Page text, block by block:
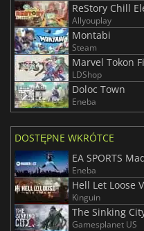
ReStory Chill
Allyouplay
Montabi
Steam
Marvel Tokon
LDShop
Doloc Town
Eneba
DOSTĘPNE WKRÓTCE
EA SPORTS
Eneba
Hell Let Loose
Kinguin
The Sinking
Gamesplanet US